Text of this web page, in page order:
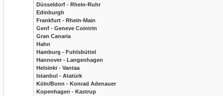
Düsseldorf - Rhein-Ruhr
Edinburgh
Frankfurt - Rhein-Main
Genf - Geneve Cointrin
Gran Canaria
Hahn
Hamburg - Fuhlsbüttel
Hannover - Langenhagen
Helsinki - Vantaa
Istanbul - Atatürk
Köln/Bonn - Konrad Adenauer
Kopenhagen - Kastrup